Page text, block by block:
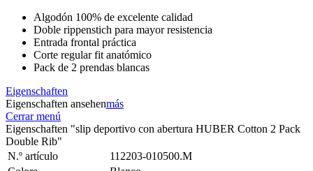
Algodón 100% de excelente calidad
Doble rippenstich para mayor resistencia
Entrada frontal práctica
Corte regular fit anatómico
Pack de 2 prendas blancas
Eigenschaften
Eigenschaften ansehenmás
Cerrar menú
Eigenschaften "slip deportivo con abertura HUBER Cotton 2 Pack
Double Rib"
N.º artículo
112203-010500.M